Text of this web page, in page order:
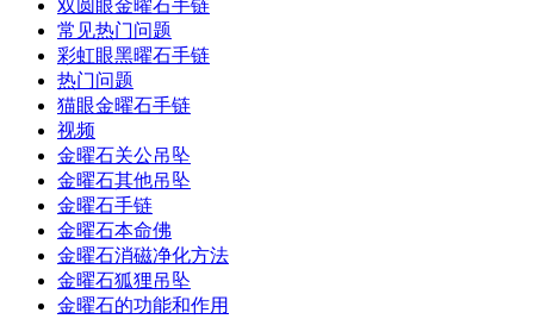
双圆眼金曜石手链
常见热门问题
彩虹眼黑曜石手链
热门问题
猫眼金曜石手链
视频
金曜石关公吊坠
金曜石其他吊坠
金曜石手链
金曜石本命佛
金曜石消磁净化方法
金曜石狐狸吊坠
金曜石的功能和作用